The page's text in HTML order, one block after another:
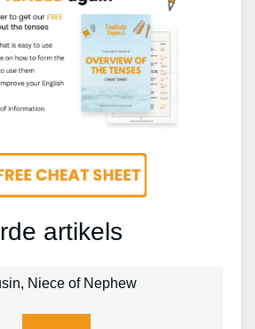
artikels
Niece of Nephew